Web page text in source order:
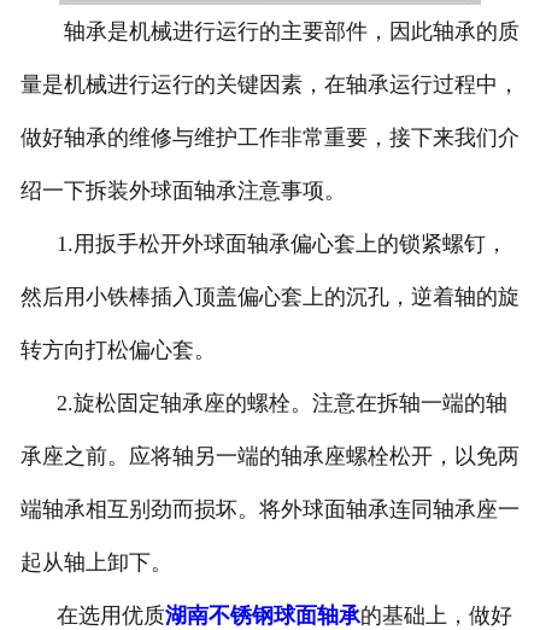
轴承是机械进行运行的主要部件，因此轴承的质
量是机械进行运行的关键因素，在轴承运行过程中，
做好轴承的维修与维护工作非常重要，接下来我们介
绍一下拆装外球面轴承注意事项。
1.用扳手松开外球面轴承偏心套上的锁紧螺钉，
然后用小铁棒插入顶盖偏心套上的沉孔，逆着轴的旋
转方向打松偏心套。
2.旋松固定轴承座的螺栓。注意在拆轴一端的轴
承座之前。应将轴另一端的轴承座螺栓松开，以免两
端轴承相互别劲而损坏。将外球面轴承连同轴承座一
起从轴上卸下。
在选用优质湖南不锈钢球面轴承的基础上，做好